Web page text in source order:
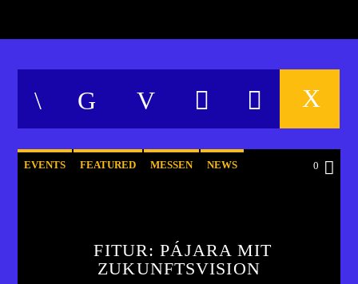
EVENTS FEATURED MESSEN NEWS 0
FITUR: PÁJARA MIT
ZUKUNFTSVISION